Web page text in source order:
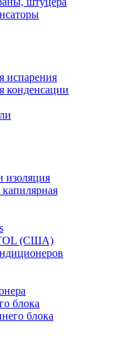
испарения
конденсации
изоляция
(США)
блока
блока